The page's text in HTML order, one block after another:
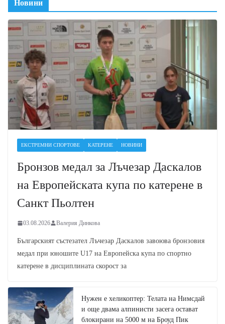
Новини
ЕКСТРЕМНИ СПОРТОВЕ КАТЕРЕНЕ НОВИНИ
Бронзов медал за Лъчезар Даскалов
на Европейската купа по катерене в
Санкт Пьолтен
03.08.2026 Валерия Динкова
Българският състезател Лъчезар Даскалов завоюва бронзовия
медал при юношите U17 на Европейска купа по спортно
катерене в дисциплината скорост за
Нужен е хеликоптер: Телата на Нимсдай
и още двама алпинисти засега остават
блокирани на 5000 м на Броуд Пик